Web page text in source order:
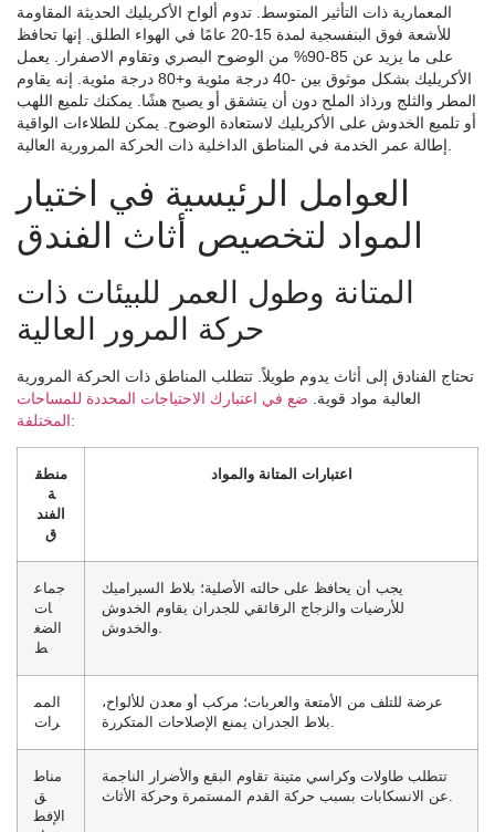
المعمارية ذات التأثير المتوسط. تدوم ألواح الأكريليك الحديثة المقاومة
للأشعة فوق البنفسجية لمدة 15-20 عامًا في الهواء الطلق. إنها تحافظ
على ما يزيد عن 85-90% من الوضوح البصري وتقاوم الاصفرار. يعمل
الأكريليك بشكل موثوق بين -40 درجة مئوية و+80 درجة مئوية. إنه يقاوم
المطر والثلج ورذاذ الملح دون أن يتشقق أو يصبح هشًا. يمكنك تلميع اللهب
أو تلميع الخدوش على الأكريليك لاستعادة الوضوح. يمكن للطلاءات الواقية
إطالة عمر الخدمة في المناطق الداخلية ذات الحركة المرورية العالية.
العوامل الرئيسية في اختيار
المواد لتخصيص أثاث الفندق
المتانة وطول العمر للبيئات ذات
حركة المرور العالية
تحتاج الفنادق إلى أثاث يدوم طويلاً. تتطلب المناطق ذات الحركة المرورية
العالية مواد قوية. ضع في اعتبارك الاحتياجات المحددة للمساحات
المختلفة:
منطق
ة
الفند
ق
اعتبارات المتانة والمواد
جماع
ات
الضغ
ط
يجب أن يحافظ على حالته الأصلية؛ بلاط السيراميك
للأرضيات والزجاج الرقائقي للجدران يقاوم الخدوش
والخدوش.
المم
رات
عرضة للتلف من الأمتعة والعربات؛ مركب أو معدن للألواح،
بلاط الجدران يمنع الإصلاحات المتكررة.
مناط
ق
الإفط
تتطلب طاولات وكراسي متينة تقاوم البقع والأضرار الناجمة
عن الانسكابات بسبب حركة القدم المستمرة وحركة الأثاث.